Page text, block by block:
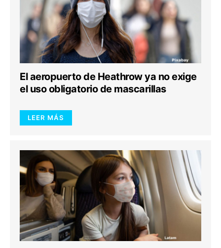
El aeropuerto de Heathrow ya no exige
el uso obligatorio de mascarillas
LEER MÁS